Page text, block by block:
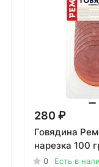
280 ₽
Говядина
нарезка 100
0
Есть в